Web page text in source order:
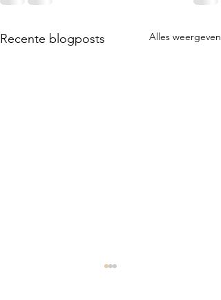
Recente blogposts Alles weergeven